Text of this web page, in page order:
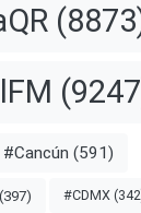
#Cancún (591)
(397) #CDMX